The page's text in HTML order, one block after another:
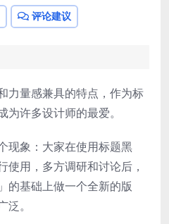
评论建议
力量感兼具的特点，作为标
许多设计师的最爱。
现象：大家在使用标题黑
使用，多方调研和讨论后，
的基础上做一个全新的版
。